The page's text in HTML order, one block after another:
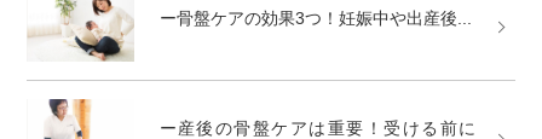
ー骨盤ケアの効果3つ！妊娠中や出産後...
ー産後の骨盤ケアは重要！受ける前に